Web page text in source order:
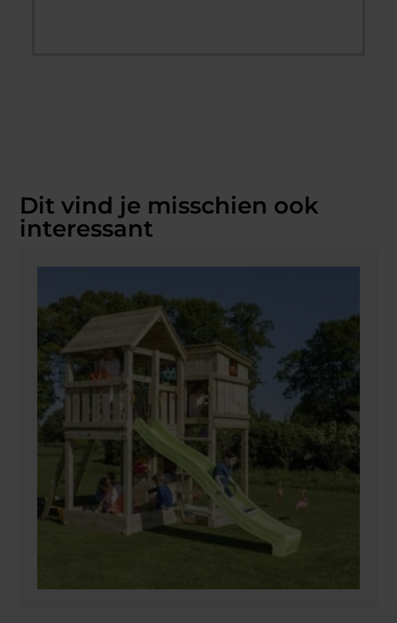
Dit vind je misschien ook
interessant